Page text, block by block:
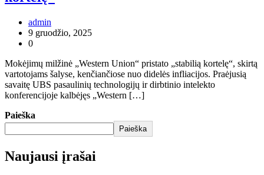
admin
9 gruodžio, 2025
0
Mokėjimų milžinė „Western Union“ pristato „stabilią kortelę“, skirtą
vartotojams šalyse, kenčiančiose nuo didelės infliacijos. Praėjusią
savaitę UBS pasaulinių technologijų ir dirbtinio intelekto
konferencijoje kalbėjęs „Western […]
Paieška
Paieška
Naujausi įrašai